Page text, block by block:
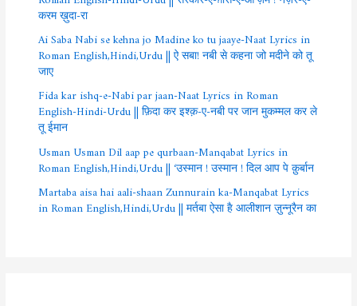
करम ख़ुदा-रा
Ai Saba Nabi se kehna jo Madine ko tu jaaye-Naat Lyrics in
Roman English,Hindi,Urdu || ऐ सबा! नबी से कहना जो मदीने को तू
जाए
Fida kar ishq-e-Nabi par jaan-Naat Lyrics in Roman
English-Hindi-Urdu || फ़िदा कर इश्क़-ए-नबी पर जान मुकम्मल कर ले
तू ईमान
Usman Usman Dil aap pe qurbaan-Manqabat Lyrics in
Roman English,Hindi,Urdu || ‘उस्मान ! उस्मान ! दिल आप पे क़ुर्बान
Martaba aisa hai aali-shaan Zunnurain ka-Manqabat Lyrics
in Roman English,Hindi,Urdu || मर्तबा ऐसा है आलीशान ज़ुन्नूरैन का